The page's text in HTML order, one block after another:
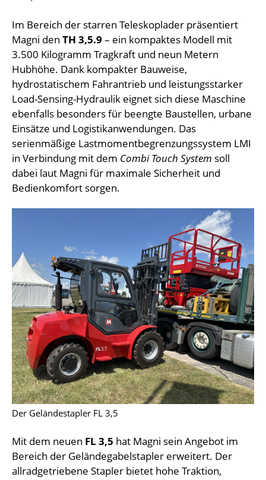
Im Bereich der starren Teleskoplader präsentiert
Magni den TH 3,5.9 – ein kompaktes Modell mit
3.500 Kilogramm Tragkraft und neun Metern
Hubhöhe. Dank kompakter Bauweise,
hydrostatischem Fahrantrieb und leistungsstarker
Load-Sensing-Hydraulik eignet sich diese Maschine
ebenfalls besonders für beengte Baustellen, urbane
Einsätze und Logistikanwendungen. Das
serienmäßige Lastmomentbegrenzungssystem LMI
in Verbindung mit dem Combi Touch System soll
dabei laut Magni für maximale Sicherheit und
Bedienkomfort sorgen.
Der Geländestapler FL 3,5
Mit dem neuen FL 3,5 hat Magni sein Angebot im
Bereich der Geländegabelstapler erweitert. Der
allradgetriebene Stapler bietet hohe Traktion,